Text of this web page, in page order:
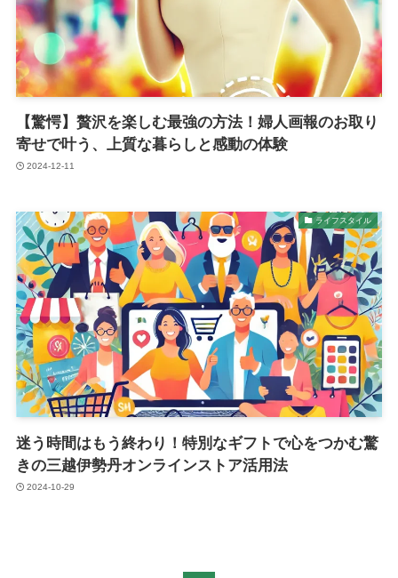
【驚愕】贅沢を楽しむ最強の方法！婦人画報のお取り
寄せで叶う、上質な暮らしと感動の体験
2024-12-11
ライフスタイル
迷う時間はもう終わり！特別なギフトで心をつかむ驚
きの三越伊勢丹オンラインストア活用法
2024-10-29